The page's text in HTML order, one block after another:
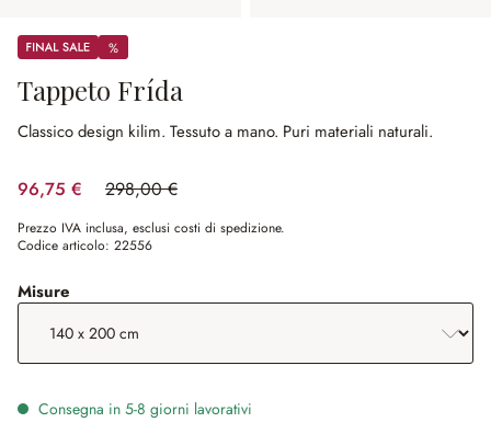
Sale %
%
Tappeto Frída
Classico design kilim. Tessuto a mano. Puri materiali naturali.
96,75 € 298,00 €
(risparmio 67.53%)
Prezzo IVA inclusa, esclusi costi di spedizione.
Codice articolo: 22556
Misure
Consegna in 5-8 giorni lavorativi